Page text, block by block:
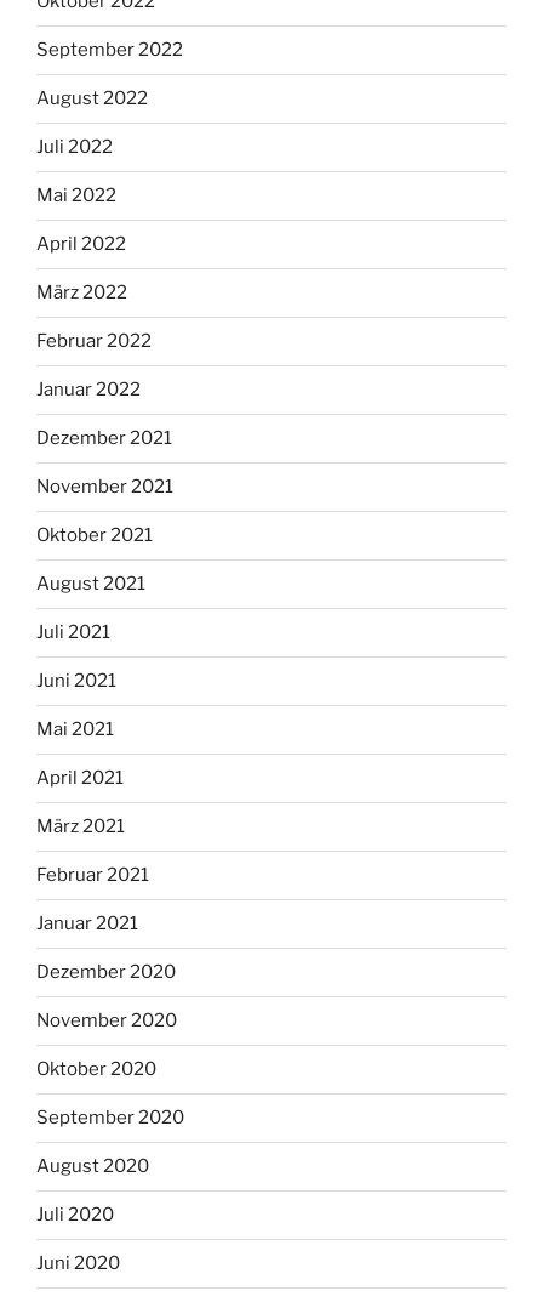
September 2022
August 2022
Juli 2022
Mai 2022
April 2022
März 2022
Februar 2022
Januar 2022
Dezember 2021
November 2021
Oktober 2021
August 2021
Juli 2021
Juni 2021
Mai 2021
April 2021
März 2021
Februar 2021
Januar 2021
Dezember 2020
November 2020
Oktober 2020
September 2020
August 2020
Juli 2020
Juni 2020